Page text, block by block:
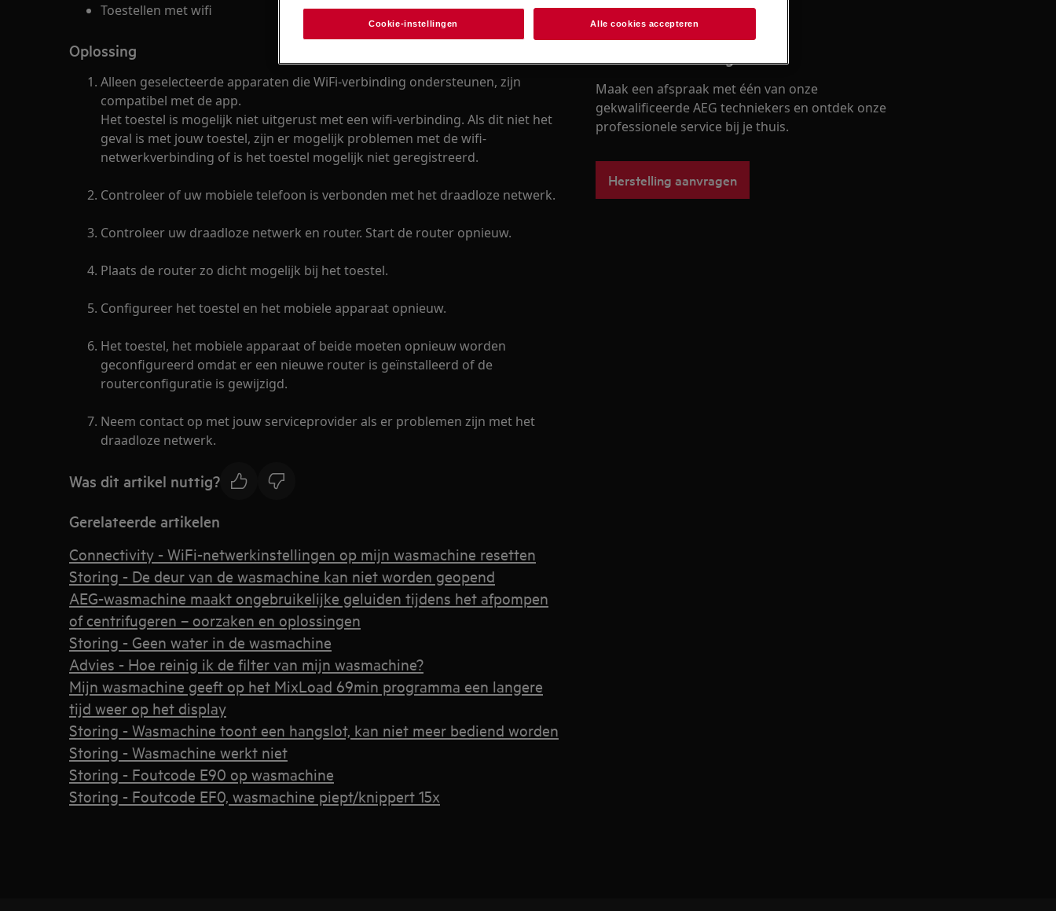
Toestellen met wifi
Oplossing
Alleen geselecteerde apparaten die WiFi-verbinding ondersteunen, zijn
compatibel met de app.
Het toestel is mogelijk niet uitgerust met een wifi-verbinding. Als dit niet het
geval is met jouw toestel, zijn er mogelijk problemen met de wifi-
netwerkverbinding of is het toestel mogelijk niet geregistreerd.
Controleer of uw mobiele telefoon is verbonden met het draadloze netwerk.
Controleer uw draadloze netwerk en router. Start de router opnieuw.
Plaats de router zo dicht mogelijk bij het toestel.
Configureer het toestel en het mobiele apparaat opnieuw.
Het toestel, het mobiele apparaat of beide moeten opnieuw worden
geconfigureerd omdat er een nieuwe router is geïnstalleerd of de
routerconfiguratie is gewijzigd.
Neem contact op met jouw serviceprovider als er problemen zijn met het
draadloze netwerk.
Was dit artikel nuttig?
Gerelateerde artikelen
Connectivity - WiFi-netwerkinstellingen op mijn wasmachine resetten
Storing - De deur van de wasmachine kan niet worden geopend
AEG-wasmachine maakt ongebruikelijke geluiden tijdens het afpompen
of centrifugeren – oorzaken en oplossingen
Storing - Geen water in de wasmachine
Advies - Hoe reinig ik de filter van mijn wasmachine?
Mijn wasmachine geeft op het MixLoad 69min programma een langere
tijd weer op het display
Storing - Wasmachine toont een hangslot, kan niet meer bediend worden
Storing - Wasmachine werkt niet
Storing - Foutcode E90 op wasmachine
Storing - Foutcode EF0, wasmachine piept/knippert 15x
Maak een afspraak met één van onze
gekwalificeerde AEG techniekers en ontdek onze
professionele service bij je thuis.
Herstelling aanvragen
Cookie-instellingen Alle cookies accepteren